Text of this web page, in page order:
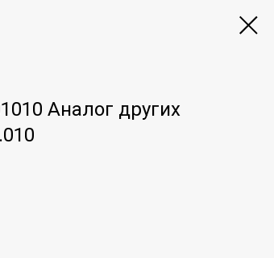
Аналог других